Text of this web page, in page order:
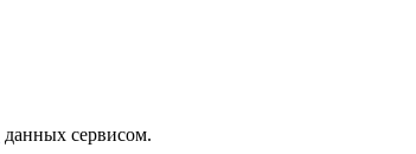
данных сервисом.